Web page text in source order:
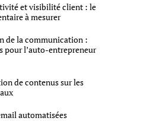
et visibilité client : le
à mesurer
de la communication :
pour l’auto-entrepreneur
de contenus sur les
automatisées